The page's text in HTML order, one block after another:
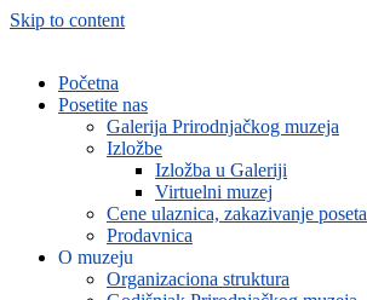
Skip to content
Početna
Posetite nas
Galerija Prirodnjačkog muzeja
Izložbe
Izložba u Galeriji
Virtuelni muzej
Cene ulaznica, zakazivanje poseta
Prodavnica
O muzeju
Organizaciona struktura